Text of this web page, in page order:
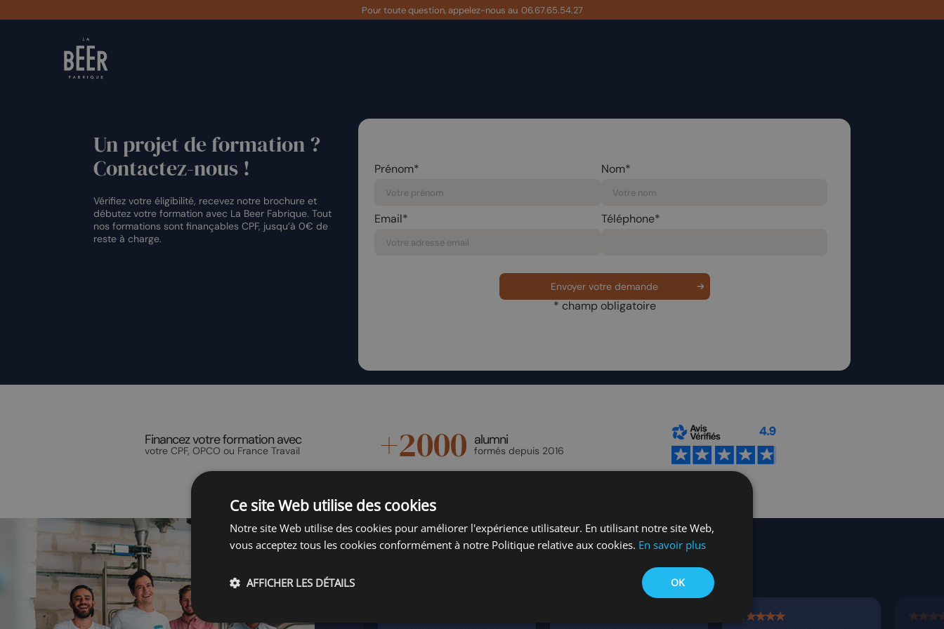
Pour toute question, appelez-nous au 06.67.65.54.27
Un projet de formation ?
Contactez-nous !
Vérifiez votre éligibilité, recevez notre brochure et
débutez votre formation avec La Beer Fabrique. Tout
nos formations sont finançables CPF, jusqu’à 0€ de
reste à charge.
Prénom* Nom*
Email* Téléphone*
* champ obligatoire
Financez votre formation avec
votre CPF, OPCO ou France Travail +2000 alumni
formés depuis 2016
alumni
Ce site Web utilise des cookies
Notre site Web utilise des cookies pour améliorer l'expérience utilisateur. En utilisant notre site Web,
vous acceptez tous les cookies conformément à notre Politique relative aux cookies. En savoir plus
OK
AFFICHER LES DÉTAILS